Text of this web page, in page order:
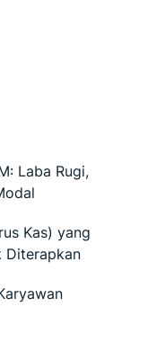
Laba Rugi,
Kas) yang
Diterapkan